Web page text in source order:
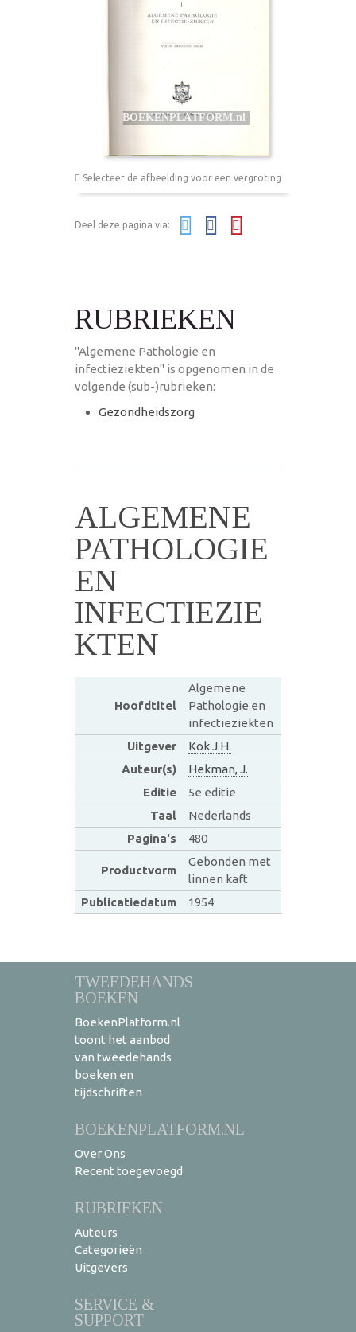
Selecteer de afbeelding voor een vergroting
Deel deze pagina via:
RUBRIEKEN
"Algemene Pathologie en
infectieziekten" is opgenomen in de
volgende (sub-)rubrieken:
Gezondheidszorg
ALGEMENE
PATHOLOGIE
EN
INFECTIEZIE
KTEN
Hoofdtitel
Algemene
Pathologie en
infectieziekten
Uitgever
Kok J.H.
Auteur(s)
Hekman, J.
Editie
5e editie
Taal
Nederlands
Pagina's
480
Productvorm
Gebonden met
linnen kaft
Publicatiedatum
1954
TWEEDEHANDS
BOEKEN
BoekenPlatform.nl
toont het aanbod
van tweedehands
boeken en
tijdschriften
BOEKENPLATFORM.NL
Over Ons
Recent toegevoegd
RUBRIEKEN
Auteurs
Categorieën
Uitgevers
SERVICE &
SUPPORT